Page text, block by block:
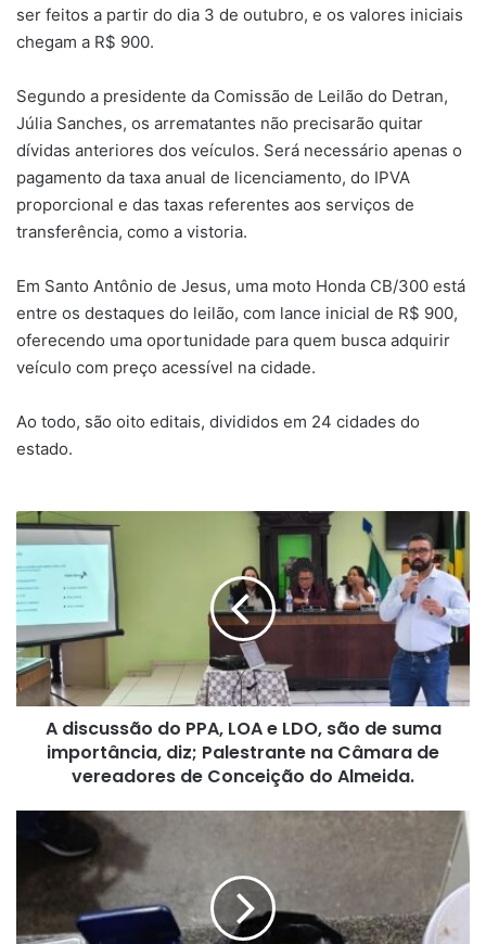
ser feitos a partir do dia 3 de outubro, e os valores iniciais
chegam a R$ 900.
Segundo a presidente da Comissão de Leilão do Detran,
Júlia Sanches, os arrematantes não precisarão quitar
dívidas anteriores dos veículos. Será necessário apenas o
pagamento da taxa anual de licenciamento, do IPVA
proporcional e das taxas referentes aos serviços de
transferência, como a vistoria.
Em Santo Antônio de Jesus, uma moto Honda CB/300 está
entre os destaques do leilão, com lance inicial de R$ 900,
oferecendo uma oportunidade para quem busca adquirir
veículo com preço acessível na cidade.
Ao todo, são oito editais, divididos em 24 cidades do
estado.
A
discussão
do
PPA,
LOA
e
LDO,
são
de
suma
importância,
na
Câmara
vereadores
Conceição do Almeida.
A discussão do PPA, LOA e LDO, são de suma
importância, diz; Palestrante na Câmara de
vereadores de Conceição do Almeida.
Batalhão
apreende
em
ação